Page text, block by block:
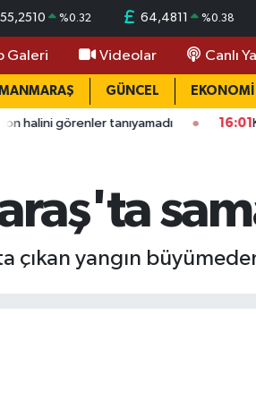
55,2510 %0.32 64,4811 %0.38
Galeri Videolar Canlı
GÜNCEL EKONOMİ
tanıyamadı 16:01
çıkan yangın